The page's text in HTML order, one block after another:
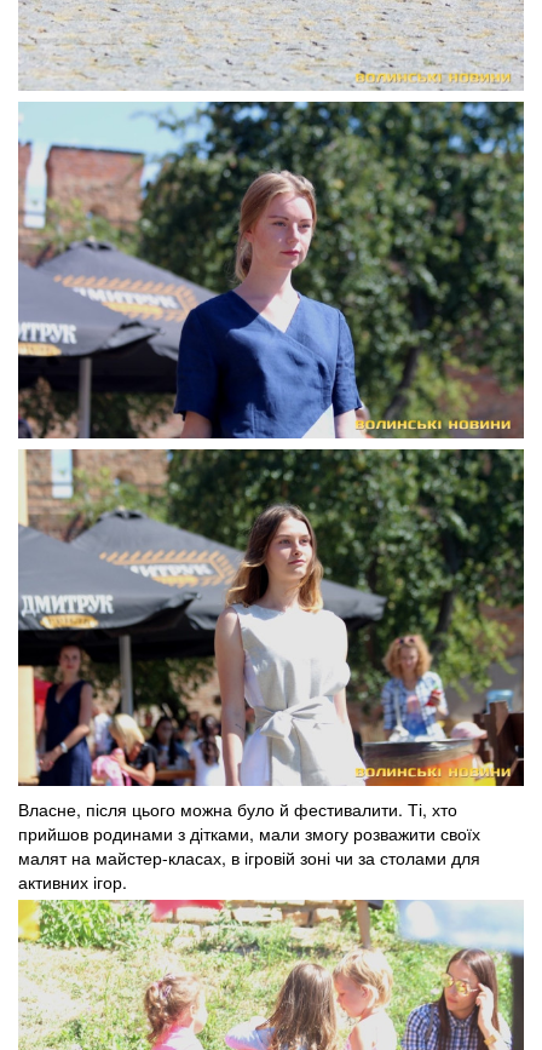
Власне, після цього можна було й фестивалити. Ті, хто
прийшов родинами з дітками, мали змогу розважити своїх
малят на майстер-класах, в ігровій зоні чи за столами для
активних ігор.